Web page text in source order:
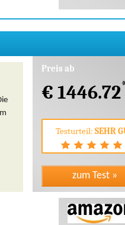
Preis ab
€ 1446.72
Testurteil: SEHR